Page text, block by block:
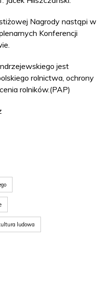
Nagrody nastąpi w
Konferencji
jest
rolnictwa, ochrony
rolników.(PAP)
ludowa